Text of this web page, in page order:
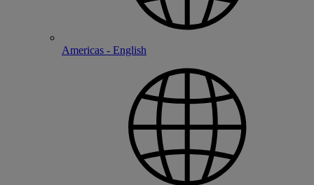
Americas - English